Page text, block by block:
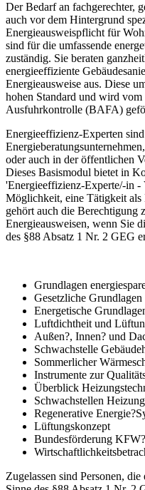
Der Bedarf an fachgerechter,
auch vor dem Hintergrund
Energieausweispflicht für
sind für die umfassende
zuständig. Sie beraten
energieeffiziente
Energieausweise aus. Diese
hohen Standard und wird
Ausfuhrkontrolle (BAFA)
Energieeffizienz-Experten
oder auch in der öffentlichen
Dieses Basismodul bietet in
'Energieeffizienz-Experte/-in -
Möglichkeit, eine Tätigkeit als
gehört auch die Berechtigung
Energieausweisen, wenn Sie
des §88 Absatz 1 Nr. 2 GEG
Grundlagen
Gesetzliche Grundlagen
Energetische
Luftdichtheit und
Außen?, Innen? und
Schwachstelle
Sommerlicher
Instrumente zur
Überblick
Schwachstellen
Regenerative
Lüftungskonzept
Bundesförderung
Zugelassen sind Personen,